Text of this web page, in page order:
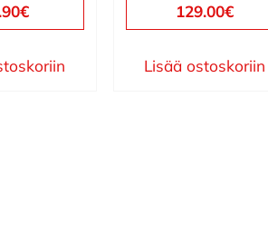
€ 129.00€
Lisää ostoskoriin